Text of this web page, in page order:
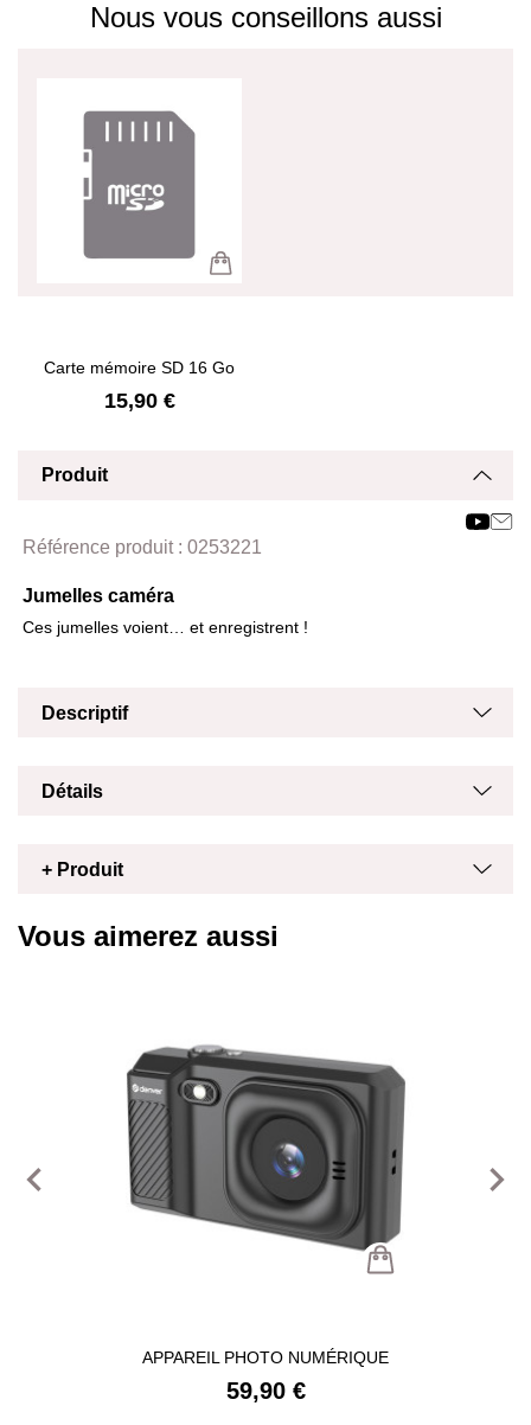
Nous vous conseillons aussi
Carte mémoire SD 16 Go
15,90 €
Produit
Référence produit : 0253221
Jumelles caméra
Ces jumelles voient… et enregistrent !
Descriptif
Détails
+ Produit
Vous aimerez aussi
APPAREIL PHOTO NUMÉRIQUE
59,90 €
navigate_before navigate_next